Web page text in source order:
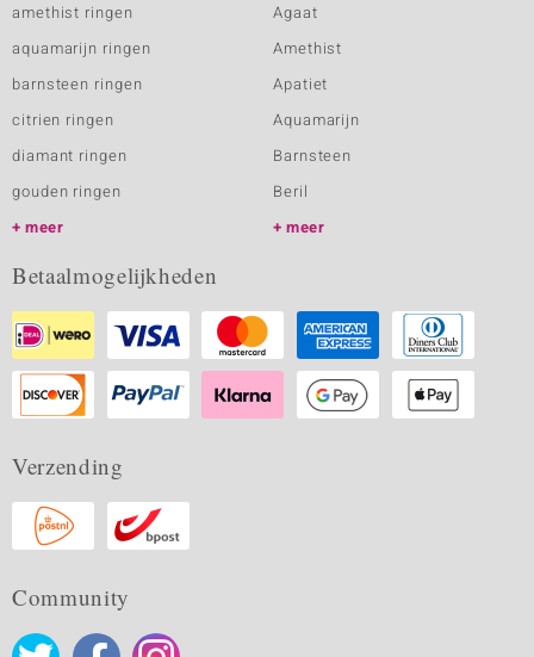
amethist ringen
aquamarijn ringen
barnsteen ringen
citrien ringen
diamant ringen
gouden ringen
meer
Agaat
Amethist
Apatiet
Aquamarijn
Barnsteen
Beril
meer
Betaalmogelijkheden
Verzending
Community